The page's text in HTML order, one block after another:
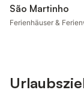
São Martinho
Ferienhäuser &